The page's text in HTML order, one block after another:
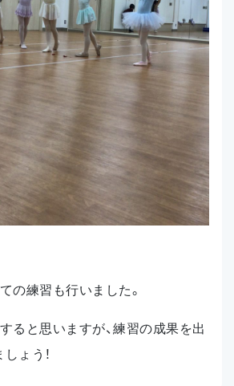
の練習も行いました。
ると思いますが、練習の成果を出
ょう！